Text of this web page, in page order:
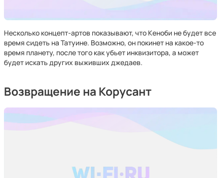
Несколько концепт-артов показывают, что Кеноби не будет все
время сидеть на Татуине. Возможно, он покинет на какое-то
время планету, после того как убьет инквизитора, а может
будет искать других выживших джедаев.
Возвращение на Корусант